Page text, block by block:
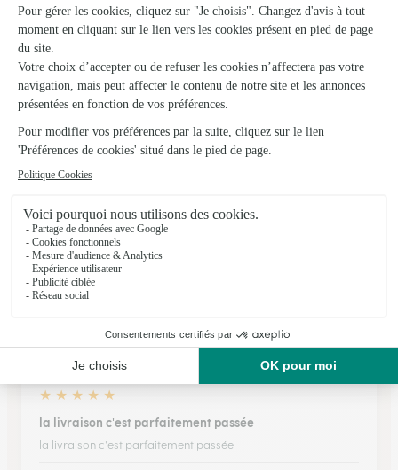
23/04/2026
★ ★ ★ ★ ★
Toujours contente du service
Toujours contente du service
★ ★ ★ ★ ★
livraison et bouquet conformes à mes attentes
Commande sur le site web intuitive. Livraison du bouquet
bien effectuée et beaucoup plus joli que sur la photo. Parfait
★ ★ ★ ★ ★
la livraison c'est parfaitement passée
la livraison c'est parfaitement passée